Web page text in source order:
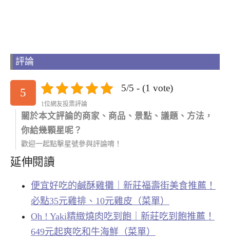
評論
5 5/5 - (1 vote)
1位網友投票評論
關於本文評論的商家、商品、景點、議題、方法，
你給幾顆星呢？
歡迎一起點擊星號參與評論唷！
延伸閱讀
便宜好吃的鹹酥雞攤｜新莊福壽街美食推薦！
必點35元雞排、10元雞皮（菜單）
Oh ! Yaki精緻燒肉吃到飽｜新莊吃到飽推薦！
649元起爽吃和牛海鮮（菜單）